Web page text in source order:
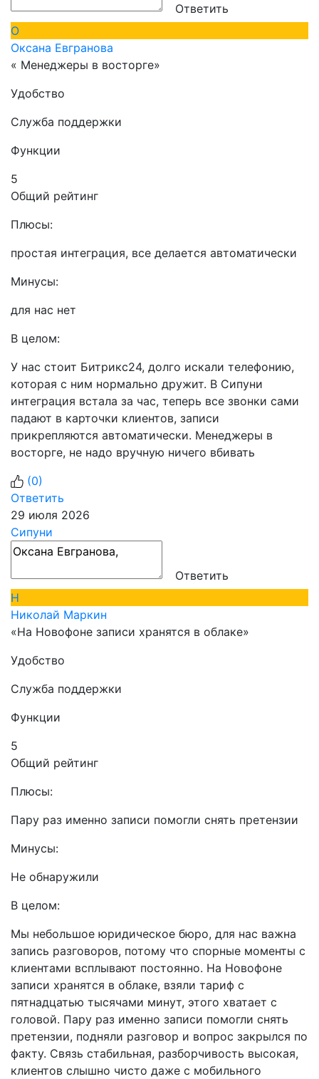
Ответить
О
Оксана Евгранова
« Менеджеры в восторге»
Удобство
Служба поддержки
Функции
5
Общий рейтинг
Плюсы:
простая интеграция, все делается автоматически
Минусы:
для нас нет
В целом:
У нас стоит Битрикс24, долго искали телефонию,
которая с ним нормально дружит. В Сипуни
интеграция встала за час, теперь все звонки сами
падают в карточки клиентов, записи
прикрепляются автоматически. Менеджеры в
восторге, не надо вручную ничего вбивать
(0)
Ответить
29 июля 2026
Сипуни
Ответить
Н
Николай Маркин
«На Новофоне записи хранятся в облаке»
Удобство
Служба поддержки
Функции
5
Общий рейтинг
Плюсы:
Пару раз именно записи помогли снять претензии
Минусы:
Не обнаружили
В целом:
Мы небольшое юридическое бюро, для нас важна
запись разговоров, потому что спорные моменты с
клиентами всплывают постоянно. На Новофоне
записи хранятся в облаке, взяли тариф с
пятнадцатью тысячами минут, этого хватает с
головой. Пару раз именно записи помогли снять
претензии, подняли разговор и вопрос закрылся по
факту. Связь стабильная, разборчивость высокая,
клиентов слышно чисто даже с мобильного